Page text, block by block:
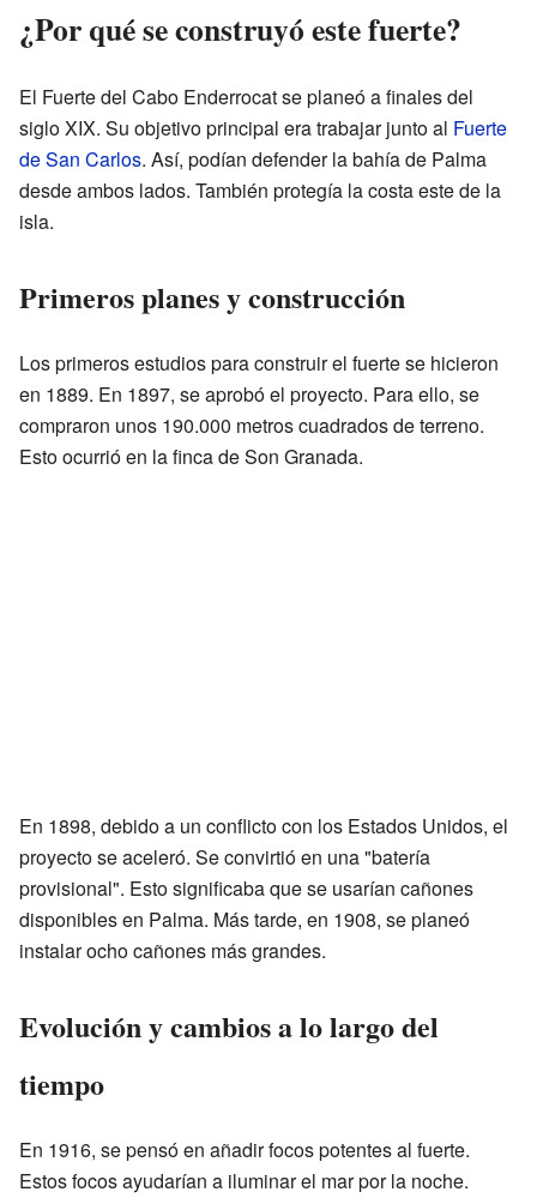
¿Por qué se construyó este fuerte?
El Fuerte del Cabo Enderrocat se planeó a finales del
siglo XIX. Su objetivo principal era trabajar junto al Fuerte
de San Carlos. Así, podían defender la bahía de Palma
desde ambos lados. También protegía la costa este de la
isla.
Primeros planes y construcción
Los primeros estudios para construir el fuerte se hicieron
en 1889. En 1897, se aprobó el proyecto. Para ello, se
compraron unos 190.000 metros cuadrados de terreno.
Esto ocurrió en la finca de Son Granada.
En 1898, debido a un conflicto con los Estados Unidos, el
proyecto se aceleró. Se convirtió en una "batería
provisional". Esto significaba que se usarían cañones
disponibles en Palma. Más tarde, en 1908, se planeó
instalar ocho cañones más grandes.
Evolución y cambios a lo largo del
tiempo
En 1916, se pensó en añadir focos potentes al fuerte.
Estos focos ayudarían a iluminar el mar por la noche.